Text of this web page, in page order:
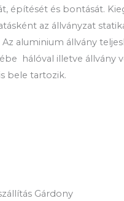
építését és bontását.
az állványzat
Az aluminium állvány
hálóval illetve állvány
bele tartozik.
Gárdony